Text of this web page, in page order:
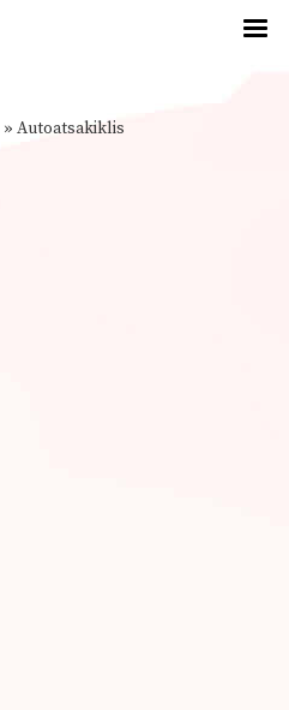
» Autoatsakiklis